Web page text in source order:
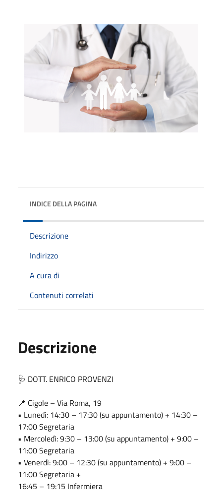
INDICE DELLA PAGINA
Descrizione
Indirizzo
A cura di
Contenuti correlati
Descrizione
🩺 DOTT. ENRICO PROVENZI
📍 Cigole – Via Roma, 19
• Lunedì: 14:30 – 17:30 (su appuntamento) + 14:30 –
17:00 Segretaria
• Mercoledì: 9:30 – 13:00 (su appuntamento) + 9:00 –
11:00 Segretaria
• Venerdì: 9:00 – 12:30 (su appuntamento) + 9:00 –
11:00 Segretaria +
16:45 – 19:15 Infermiera